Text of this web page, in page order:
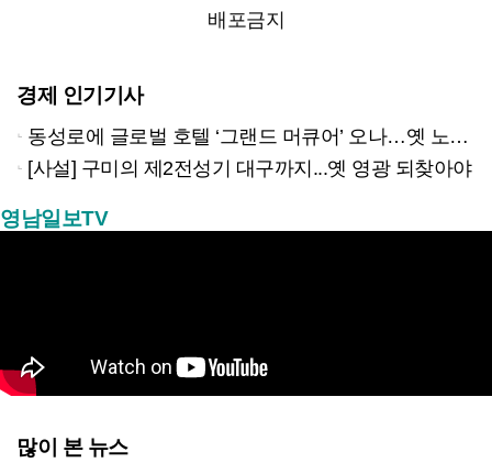
배포금지
경제 인기기사
동성로에 글로벌 호텔 ‘그랜드 머큐어’ 오나…옛 노보텔 자리 사무실 개설
[사설] 구미의 제2전성기 대구까지...옛 영광 되찾아야
영남일보TV
많이 본 뉴스